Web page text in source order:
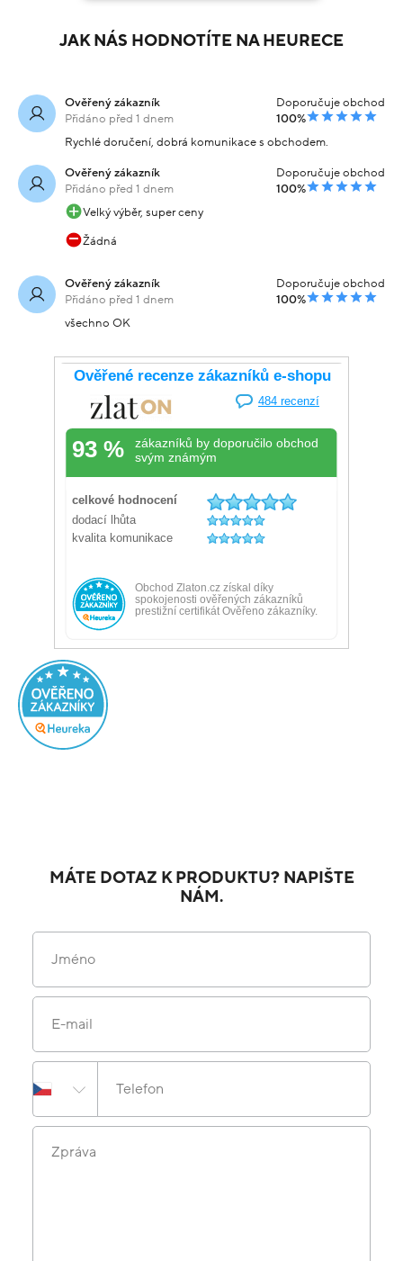
JAK NÁS HODNOTÍTE NA HEURECE
Ověřený zákazník
Přidáno před 1 dnem
Doporučuje obchod
100%
Rychlé doručení, dobrá komunikace s obchodem.
Ověřený zákazník
Přidáno před 1 dnem
Doporučuje obchod
100%
Velký výběr, super ceny
Žádná
Ověřený zákazník
Přidáno před 1 dnem
Doporučuje obchod
100%
všechno OK
MÁTE DOTAZ K PRODUKTU? NAPIŠTE
NÁM.
Jméno
E-mail
Telefon
Zpráva